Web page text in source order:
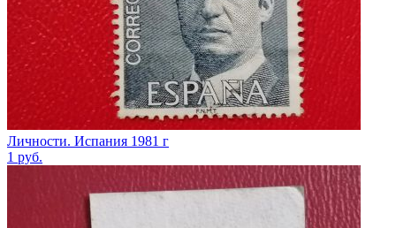
Личности. Испания 1981 г
1 руб.